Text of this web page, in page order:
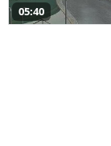
05:40